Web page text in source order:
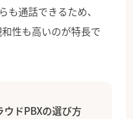
も通話できるため、
性も高いのが特長で
ウドPBXの選び方